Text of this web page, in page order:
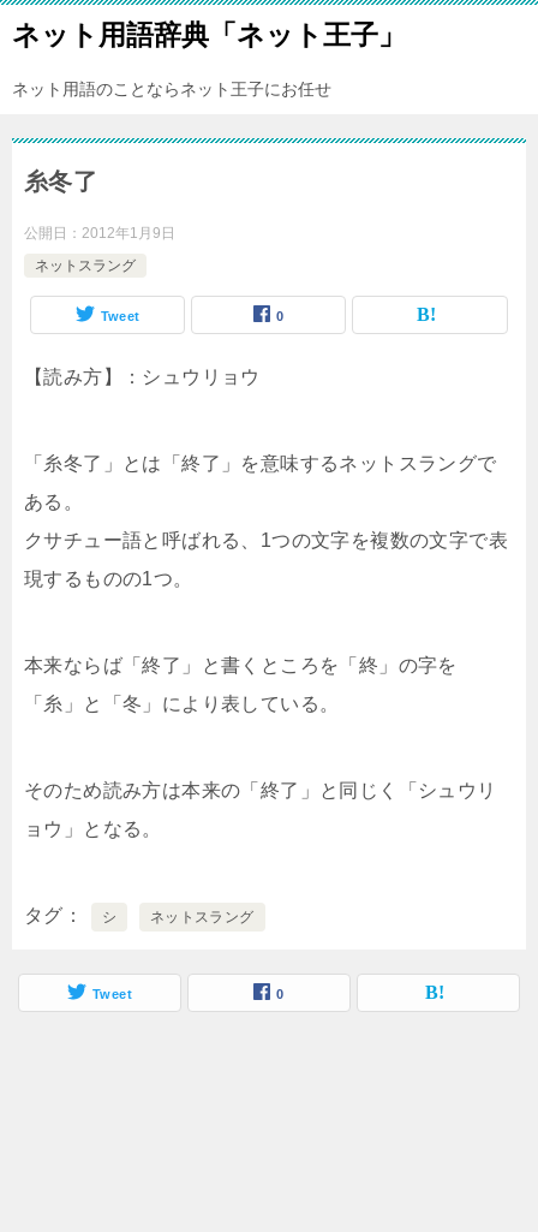
ネット用語辞典「ネット王子」
ネット用語のことならネット王子にお任せ
糸冬了
公開日： 2012年1月9日
ネットスラング
Tweet 0
【読み方】：シュウリョウ
「糸冬了」とは「終了」を意味するネットスラングで
ある。
クサチュー語と呼ばれる、1つの文字を複数の文字で表
現するものの1つ。
本来ならば「終了」と書くところを「終」の字を
「糸」と「冬」により表している。
そのため読み方は本来の「終了」と同じく「シュウリ
ョウ」となる。
タグ シ ネットスラング
Tweet 0